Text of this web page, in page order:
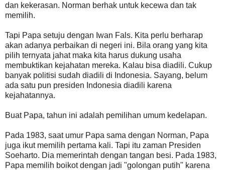
dan kekerasan. Norman berhak untuk kecewa dan tak
memilih.
Tapi Papa setuju dengan Iwan Fals. Kita perlu berharap
akan adanya perbaikan di negeri ini. Bila orang yang kita
pilih ternyata jahat maka kita harus dukung usaha
membuktikan kejahatan mereka. Kalau bisa diadili. Cukup
banyak politisi sudah diadili di Indonesia. Sayang, belum
ada satu pun presiden Indonesia diadili karena
kejahatannya.
Buat Papa, tahun ini adalah pemilihan umum kedelapan.
Pada 1983, saat umur Papa sama dengan Norman, Papa
juga ikut memilih pertama kali. Tapi itu zaman Presiden
Soeharto. Dia memerintah dengan tangan besi. Pada 1983,
Papa memilih boikot dengan jadi "golongan putih" karena